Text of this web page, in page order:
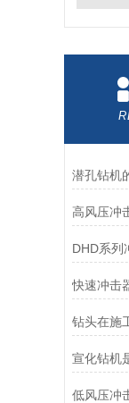
潜孔钻机
DHD系列
快速冲击
钻头在施
宣化钻机
低风压冲